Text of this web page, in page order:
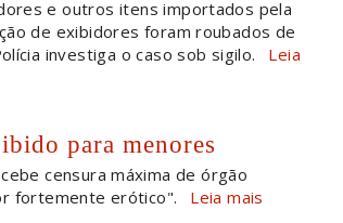
e outros itens importados pela
de exibidores foram roubados de
investiga o caso sob sigilo.
Leia
para menores
censura máxima de órgão
fortemente erótico".
Leia mais